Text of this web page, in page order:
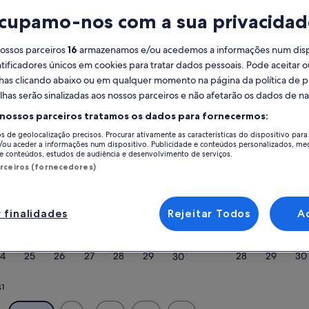
Estes
são
os
meses
que
a
ser
apresentados
atualmente:
2026
de
agosto de 2026
Ssegunda-
feira
Tterça-
feira
Qquarta-
feira
Qquinta-
feira
Ssexta-
feira
Ssábado
D domingo
3 4 5 6 7 8
25 26 27 28 29 30
31
Ssegunda-
feira
T
feira
22
28 29 30
para férias em Peniche para encontrar a opção ideal para a
de quatro patas, como estacionamento e jardim. Seja qual for a
para não fumadores.
semanais – Peniche
(98 avaliações)
com vistas deslumbrantes a partir do terraço da praia
9,0 Maravilhoso
nos com a sua
parceiros16 armazenamos e/ou acedemos a informações num
únicos em cookies para tratar dados pessoais. Pode aceitar
clicando abaixo ou em qualquer momento na página da política de
serão sinalizadas aos nossos parceiros e não afetarão os dados de
parceiros tratamos os dados para fornecermos:
de geolocalização precisos. Procurar ativamente as características do dispositivo para
ou aceder a informações num dispositivo. Publicidade e conteúdos personalizados,
conteúdos, estudos de audiência e desenvolvimento de serviços.
(fornecedores)
finalidades Rejeitar Todos